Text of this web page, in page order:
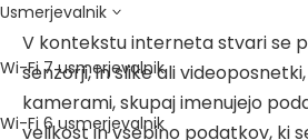
Usmerjevalnik
Wi-Fi 7 usmerjevalnik
Wi-Fi 6 usmerjevalnik
V kontekstu interneta stvari se
senzorji, in slike ali
kamerami, skupaj imenujejo
velikost in vsebino podatkov, ki